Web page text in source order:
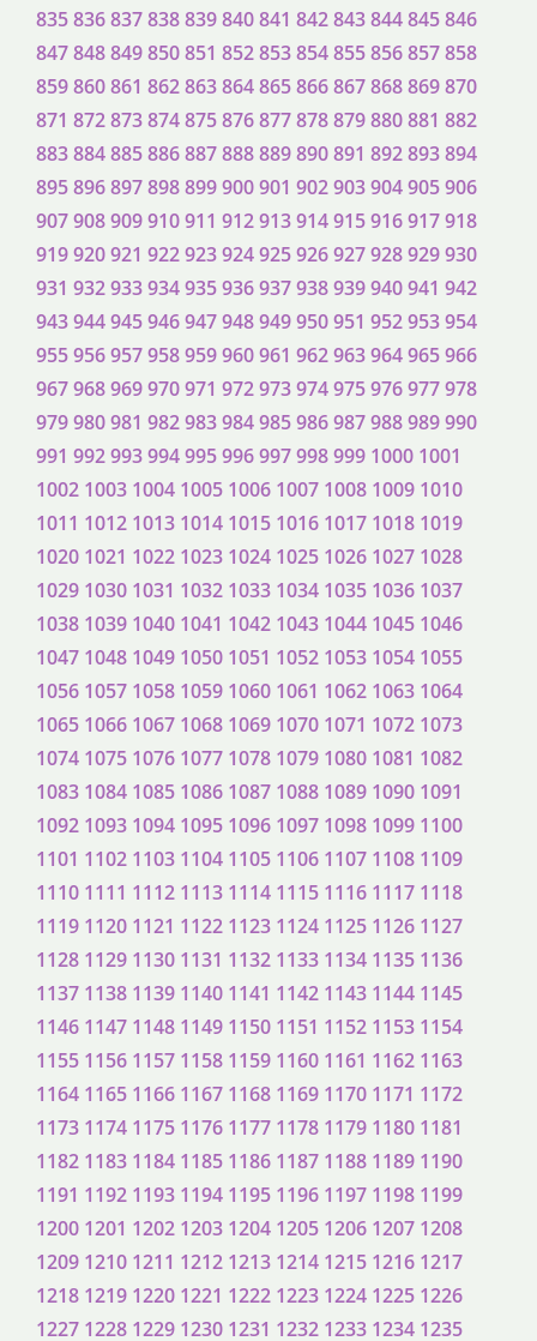
835836837838839840841 842843844845846
847848849850851 852853854855856857858
859860861 862863864865866867868869870
871 872873874875876877878879880881 882
883884885886887888889890891 892893894
895896897898899900901 902903904905906
907908909910911 912913914915916917918
919920921 922923924925926927928929930
931 932933934935936937938939940941 942
943944945946947948949950951 952953954
955956957958959960961 962963964965966
967968969970971 972973974975976977978
979980981 982983984985986987988989990
991 992993994995996997998999 1000 1001
1002 1003 1004 1005 1006 1007 1008 1009 1010
1011 1012 1013 1014 1015 1016 1017 1018 1019
1020 1021 1022 1023 1024 1025 1026 1027 1028
1029 1030 1031 1032 1033 1034 1035 1036 1037
1038 1039 1040 1041 1042 1043 1044 1045 1046
1047 1048 1049 1050 1051 1052 1053 1054 1055
1056 1057 1058 1059 1060 1061 1062 1063 1064
1065 1066 1067 1068 1069 1070 1071 1072 1073
1074 1075 1076 1077 1078 1079 1080 1081 1082
1083 1084 1085 1086 1087 1088 1089 1090 1091
1092 1093 1094 1095 1096 1097 1098 1099 1100
1101 1102 1103 1104 1105 1106 1107 1108 1109
1110 1111 1112 1113 1114 1115 1116 1117 1118
1119 1120 1121 1122 1123 1124 1125 1126 1127
1128 1129 1130 1131 1132 1133 1134 1135 1136
1137 1138 1139 1140 1141 1142 1143 1144 1145
1146 1147 1148 1149 1150 1151 1152 1153 1154
1155 1156 1157 1158 1159 1160 1161 1162 1163
1164 1165 1166 1167 1168 1169 1170 1171 1172
1173 1174 1175 1176 1177 1178 1179 1180 1181
1182 1183 1184 1185 1186 1187 1188 1189 1190
1191 1192 1193 1194 1195 1196 1197 1198 1199
1200 1201 1202 1203 1204 1205 1206 1207 1208
1209 1210 1211 1212 1213 1214 1215 1216 1217
1218 1219 1220 1221 1222 1223 1224 1225 1226
1227 1228 1229 1230 1231 1232 1233 1234 1235